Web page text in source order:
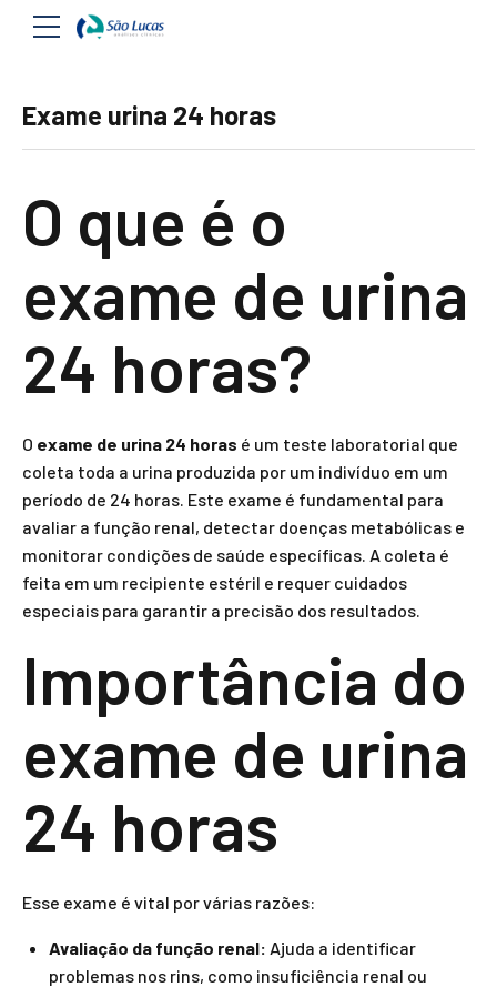
Exame urina 24 horas
O que é o
exame de urina
24 horas?
O exame de urina 24 horas é um teste laboratorial que
coleta toda a urina produzida por um indivíduo em um
período de 24 horas. Este exame é fundamental para
avaliar a função renal, detectar doenças metabólicas e
monitorar condições de saúde específicas. A coleta é
feita em um recipiente estéril e requer cuidados
especiais para garantir a precisão dos resultados.
Importância do
exame de urina
24 horas
Esse exame é vital por várias razões:
Avaliação da função renal: Ajuda a identificar
problemas nos rins, como insuficiência renal ou